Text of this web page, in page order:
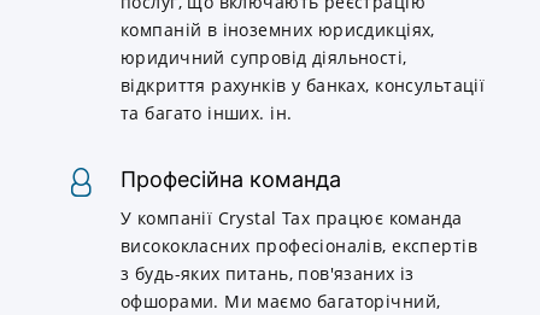
компаній в іноземних юрисдикціях,
юридичний супровід діяльності,
відкриття рахунків у банках, консультації
та багато інших. ін.
Професійна команда
У компанії Crystal Tax працює команда
висококласних професіоналів, експертів
з будь-яких питань, пов'язаних із
офшорами. Ми маємо багаторічний,